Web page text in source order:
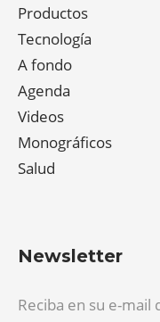
Productos
Tecnología
A fondo
Agenda
Videos
Monográficos
Salud
Newsletter
Reciba en su e-